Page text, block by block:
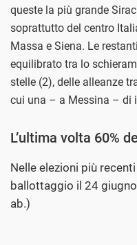
queste la più grande
soprattutto del centro
Massa e Siena. Le
equilibrato tra lo
stelle (2), delle alleanze
cui una – a Messina – di
L’ultima volta 60%
Nelle elezioni più
ballottaggio il 24
ab.)